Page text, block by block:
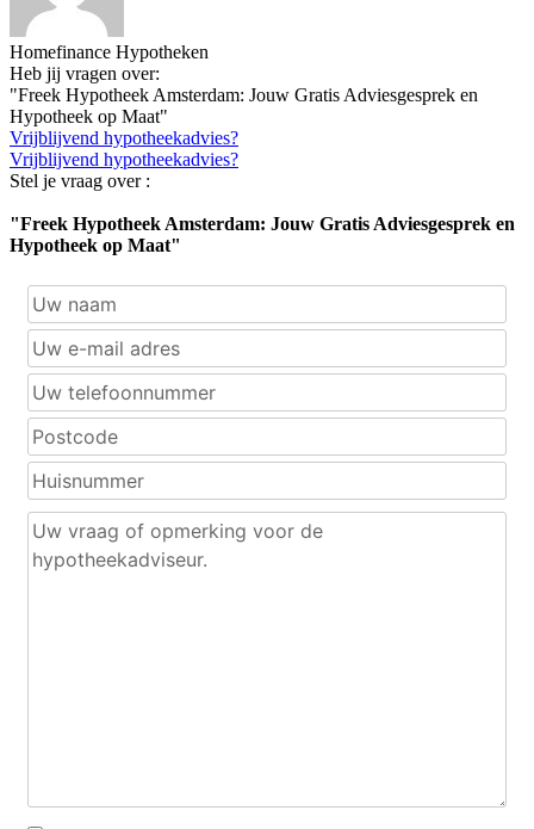
Homefinance Hypotheken
Heb jij vragen over:
"Freek Hypotheek Amsterdam: Jouw Gratis Adviesgesprek en
Hypotheek op Maat"
Vrijblijvend hypotheekadvies?
Vrijblijvend hypotheekadvies?
Stel je vraag over :
"Freek Hypotheek Amsterdam: Jouw Gratis Adviesgesprek en
Hypotheek op Maat"